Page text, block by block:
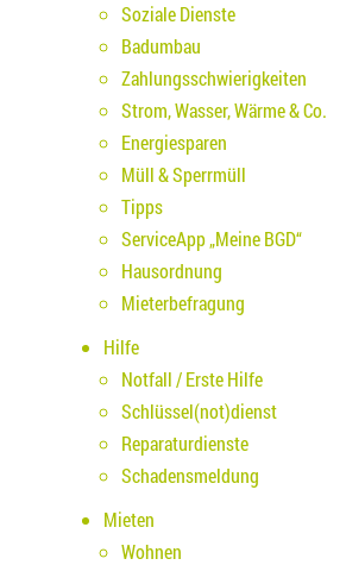
Soziale Dienste
Badumbau
Zahlungsschwierigkeiten
Strom, Wasser, Wärme & Co.
Energiesparen
Müll & Sperrmüll
Tipps
ServiceApp „Meine BGD“
Hausordnung
Mieterbefragung
Hilfe
Notfall / Erste Hilfe
Schlüssel(not)dienst
Reparaturdienste
Schadensmeldung
Mieten
Wohnen